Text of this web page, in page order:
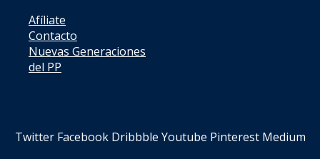
Afíliate
Contacto
Nuevas Generaciones
del PP
Twitter Facebook Dribbble Youtube Pinterest Medium